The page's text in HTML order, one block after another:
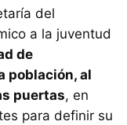
del
a la juventud
de
población, al
puertas, en
para definir su